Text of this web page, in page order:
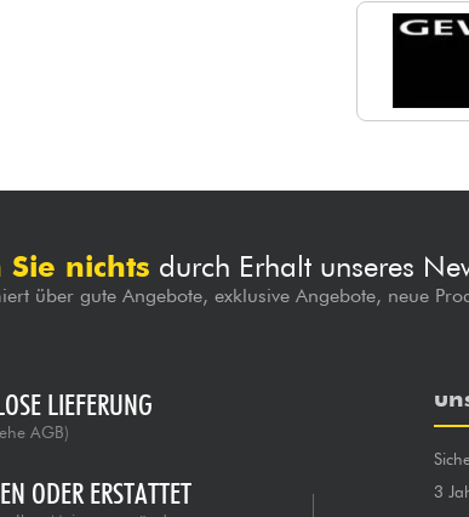
Sie nichts durch Erhalt unseres
über gute Angebote, exklusive Angebote, neue
LIEFERUNG
AGB)
ODER ERSTATTET
3